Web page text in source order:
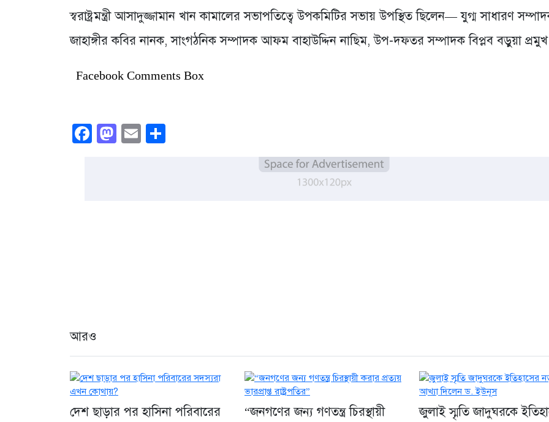
স্বরাষ্ট্রমন্ত্রী আসাদুজ্জামান খান কামালের সভাপতিত্বে উপকমিটির সভায় উপস্থিত ছিলেন— যুগ্ম সাধারণ
জাহাঙ্গীর কবির নানক, সাংগঠনিক সম্পাদক আফম বাহাউদ্দিন নাছিম, উপ-দফতর সম্পাদক বিপ্লব বড়ুয়া
Facebook Comments Box
Facebook
Mastodon
Email
আরও
দেশ ছাড়ার পর হাসিনা পরিবারের “জনগণের জন্য গণতন্ত্র চিরস্থায়ী জুলাই স্মৃতি জাদুঘরকে